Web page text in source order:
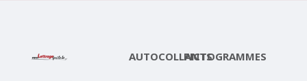
AUTOCOLLANTSPICTOGRAMMES